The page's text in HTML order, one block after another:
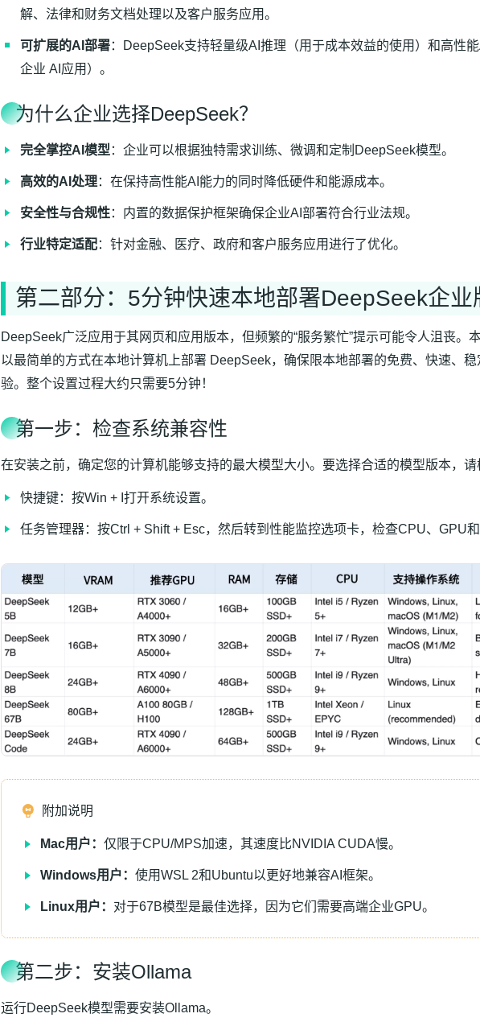
解、法律和财务文档处理以及客户服务应用。
可扩展的AI部署：DeepSeek支持轻量级AI推理（用于成本效益的使用）和高性
企业 AI应用）。
为什么企业选择DeepSeek？
完全掌控AI模型 ：企业可以根据独特需求训练、微调和定制DeepSeek模型。
高效的AI处理：在保持高性能AI能力的同时降低硬件和能源成本。
安全性与合规性：内置的数据保护框架确保企业AI部署符合行业法规。
行业特定适配：针对金融、医疗、政府和客户服务应用进行了优化。
第二部分：5分钟快速本地部署DeepSeek企业
DeepSeek广泛应用于其网页和应用版本，但频繁的“服务繁忙”提示可能令人沮丧。
以最简单的方式在本地计算机上部署 DeepSeek，确保限本地部署的免费、快速、
验。整个设置过程大约只需要5分钟！
第一步：检查系统兼容性
在安装之前，确定您的计算机能够支持的最大模型大小。要选择合适的模型版本，请
快捷键：按Win + I打开系统设置。
任务管理器：按Ctrl + Shift + Esc，然后转到性能监控选项卡，检查CPU、GPU和
附加说明
Mac用户： 仅限于CPU/MPS加速，其速度比NVIDIA CUDA慢。
Windows用户： 使用WSL 2和Ubuntu以更好地兼容AI框架。
Linux用户： 对于67B模型是最佳选择，因为它们需要高端企业GPU。
第二步：安装Ollama
运行DeepSeek模型需要安装Ollama。